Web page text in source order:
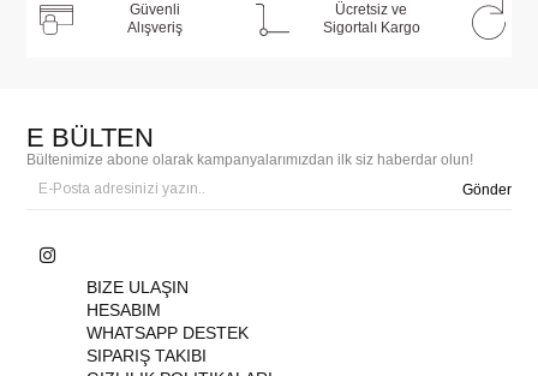
Güvenli
Alışveriş
Ücretsiz ve
Sigortalı Kargo
E BÜLTEN
Bültenimize abone olarak kampanyalarımızdan ilk siz haberdar olun!
Gönder
BIZE ULAŞIN
HESABIM
WHATSAPP DESTEK
SIPARIŞ TAKIBI